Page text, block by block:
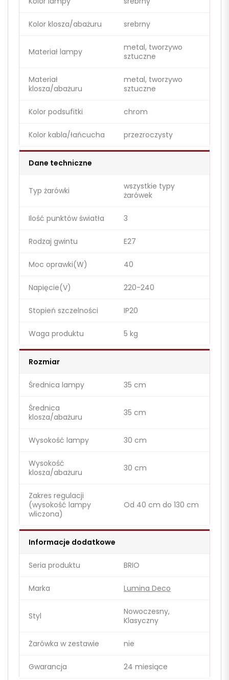
Kolor klosza/abażuru srebrny
Materiał lampy
metal, tworzywo
sztuczne
Materiał
klosza/abażuru
metal, tworzywo
sztuczne
Kolor podsufitki chrom
Kolor kabla/łańcucha przezroczysty
Dane techniczne
Typ żarówki
wszystkie typy
żarówek
Ilość punktów światła 3
Rodzaj gwintu E27
Moc oprawki(W) 40
Napięcie(V) 220-240
Stopień szczelności IP20
Waga produktu 5 kg
Rozmiar
Średnica lampy 35 cm
Średnica
klosza/abażuru
35 cm
Wysokość lampy 30 cm
Wysokość
klosza/abażuru
30 cm
Zakres regulacji
(wysokość lampy
wliczona)
Od 40 cm do 130 cm
Informacje dodatkowe
Seria produktu BRIO
Marka Lumina Deco
Styl
Nowoczesny,
Klasyczny
Żarówka w zestawie nie
Gwarancja 24 miesiące